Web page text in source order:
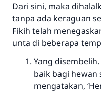
Dari sini, maka
tanpa ada keraguan
Fikih telah
unta di beberapa
Yang
baik bagi hewan
mengatakan,